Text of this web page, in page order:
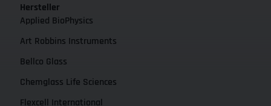
Hersteller
Applied BioPhysics
Art Robbins Instruments
Bellco Glass
Chemglass Life Sciences
Flexcell International